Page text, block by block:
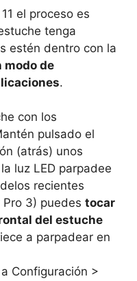
el proceso es
tenga
estén dentro con la
modo de
.
con los
pulsado el
(atrás) unos
luz LED parpadee
recientes
3) puedes tocar
del estuche
a parpadear en
Configuración >